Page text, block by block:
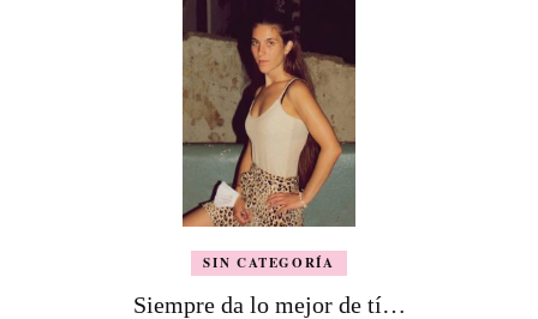
SIN CATEGORÍA
Siempre da lo mejor de tí…